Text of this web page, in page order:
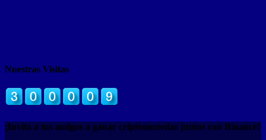
Nuestras Visitas
¡Invita a tus amigos a ganar criptomonedas juntos con Binance!